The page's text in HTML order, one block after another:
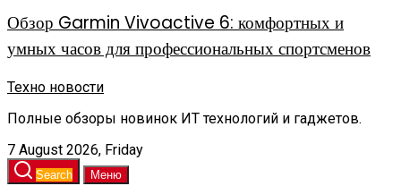
Обзор Garmin Vivoactive 6: комфортных и
умных часов для профессиональных спортсменов
Техно новости
Полные обзоры новинок ИТ технологий и гаджетов.
7 August 2026, Friday
Search Меню